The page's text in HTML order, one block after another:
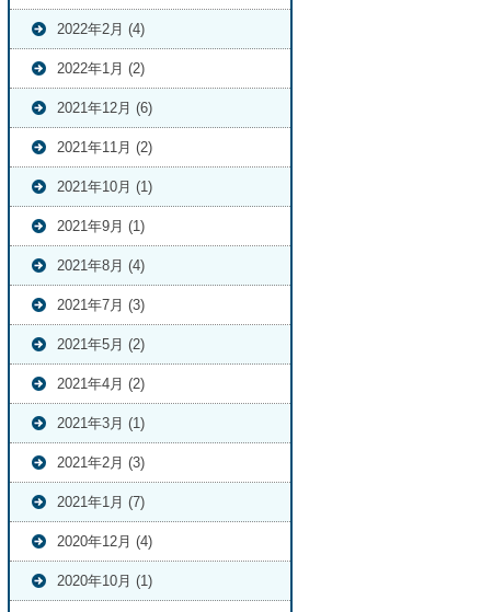
2022年2月 (4)
2022年1月 (2)
2021年12月 (6)
2021年11月 (2)
2021年10月 (1)
2021年9月 (1)
2021年8月 (4)
2021年7月 (3)
2021年5月 (2)
2021年4月 (2)
2021年3月 (1)
2021年2月 (3)
2021年1月 (7)
2020年12月 (4)
2020年10月 (1)